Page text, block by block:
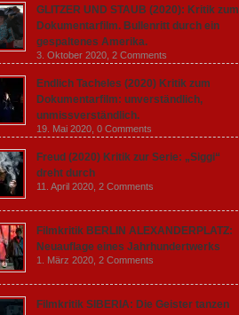
GLITZER UND STAUB (2020): Kritik zum
Dokumentarfilm. Bullenritt durch ein
gespaltenes Amerika.
3. Oktober 2020, 2 Comments
Endlich Tacheles (2020) Kritik zum
Dokumentarfilm: unverständlich,
unmissverständlich.
19. Mai 2020, 0 Comments
Freud (2020) Kritik zur Serie: „Siggi“
dreht durch
11. April 2020, 2 Comments
Filmkritik BERLIN ALEXANDERPLATZ:
Neuauflage eines Jahrhundertwerks
1. März 2020, 2 Comments
Filmkritik SIBERIA: Die Geister tanzen